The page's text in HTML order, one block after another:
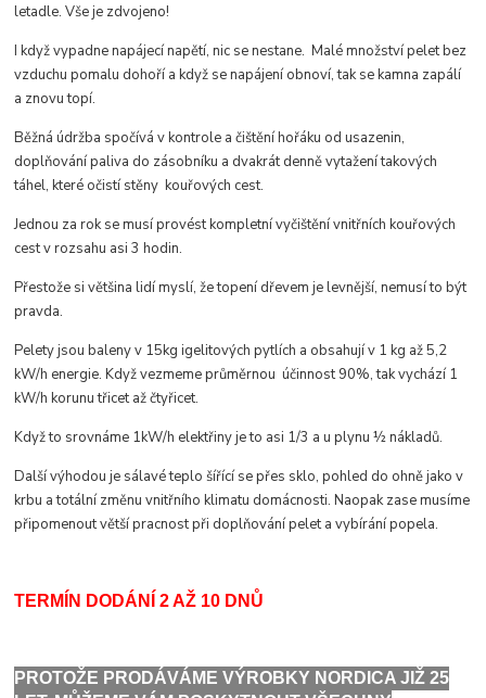
letadle. Vše je zdvojeno!
I když vypadne napájecí napětí, nic se nestane. Malé množství pelet bez
vzduchu pomalu dohoří a když se napájení obnoví, tak se kamna zapálí
a znovu topí.
Běžná údržba spočívá v kontrole a čištění hořáku od usazenin,
doplňování paliva do zásobníku a dvakrát denně vytažení takových
táhel, které očistí stěny kouřových cest.
Jednou za rok se musí provést kompletní vyčištění vnitřních kouřových
cest v rozsahu asi 3 hodin.
Přestože si většina lidí myslí, že topení dřevem je levnější, nemusí to být
pravda.
Pelety jsou baleny v 15kg igelitových pytlích a obsahují v 1 kg až 5,2
kW/h energie. Když vezmeme průměrnou účinnost 90%, tak vychází 1
kW/h korunu třicet až čtyřicet.
Když to srovnáme 1kW/h elektřiny je to asi 1/3 a u plynu ½ nákladů.
Další výhodou je sálavé teplo šířící se přes sklo, pohled do ohně jako v
krbu a totální změnu vnitřního klimatu domácnosti. Naopak zase musíme
připomenout větší pracnost při doplňování pelet a vybírání popela.
TERMÍN DODÁNÍ 2 AŽ 10 DNŮ
PROTOŽE PRODÁVÁME VÝROBKY NORDICA JIŽ 25